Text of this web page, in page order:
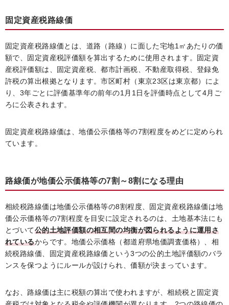
固定資産税路線価
固定資産税路線価とは、道路（路線）に面した宅地1㎡あたりの価
額で、固定資産税評価額を算出するために使用されます。固定資
産税評価額は、固定資産税、都市計画税、不動産取得税、登録免
許税の算出根拠となります。市区町村（東京23区は東京都）によ
り、3年ごとに評価基準年の前年の1月1日を評価時点として4月ご
ろに公表されます。
固定資産税路線価は、地価公示価格等の7割程度をめどに定められ
ています。
路線価が地価公示価格等の7割～8割になる理由
相続税路線価は地価公示価格等の8割程度、固定資産税路線価は地
価公示価格等の7割程度を目安に設定されるのは、土地基本法にも
とづいて公的土地評価額の相互間の均衡が図られるように運用さ
れているからです。地価公示価格（都道府県地価調査価格）、相
続税路線価、固定資産税路線価という3つの公的土地評価額のバラ
ンスを保つようにルールが設けられ、価額が決まっています。
なお、路線価は主に税額の算出で使われますが、相続税と固定資